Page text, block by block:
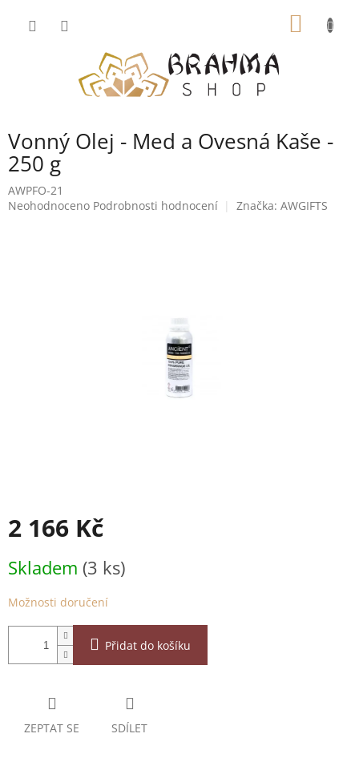
Vonný Olej - Med a Ovesná Kaše -
250 g
AWPFO-21
Průměrné
Neohodnoceno Podrobnosti hodnocení Značka: AWGIFTS
2 166 Kč
cena:
Skladem (3 ks)
Možnosti doručení
Přidat do košíku
ZEPTAT SE SDÍLET